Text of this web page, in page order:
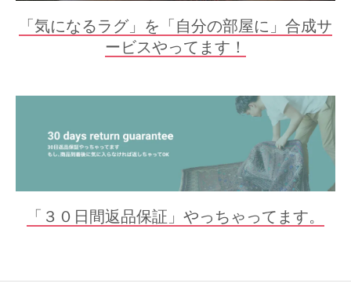
「気になるラグ」を「自分の部屋に」合成サ
ービスやってます！
「３０日間返品保証」やっちゃってます。